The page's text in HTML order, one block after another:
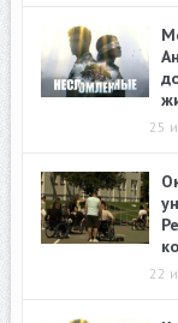
25
22